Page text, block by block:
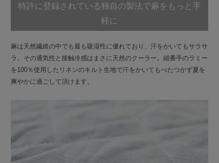
特許に登録されている独自の製法で麻をもっと手
軽に
麻は天然繊維の中でも最も吸湿性に優れており、汗をかいてもサラサ
ラ。その通気性と接触冷感はまさに天然のクーラー。細番手のラミー
を100％使用したリネンのキルト生地で汗をかいてもべたつかず夏を
爽やかに過ごして頂けます。